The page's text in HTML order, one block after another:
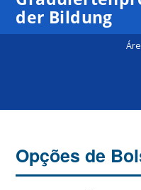
der Bildung
Opções de